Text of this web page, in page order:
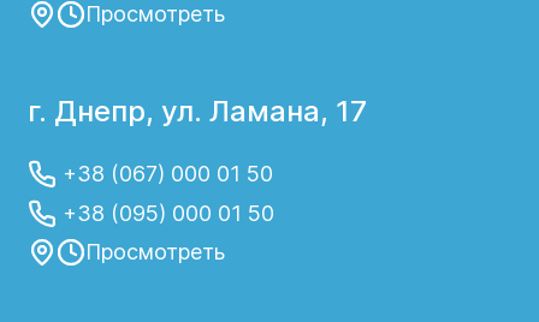
Просмотреть
г. Днепр, ул. Ламана, 17
+38 (067) 000 01 50
+38 (095) 000 01 50
Просмотреть